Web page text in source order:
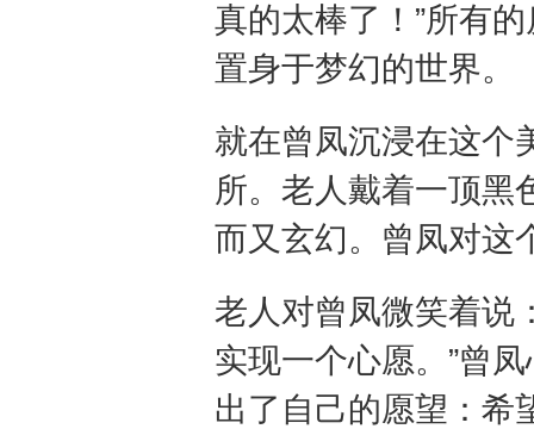
真的太棒了！”所有
置身于梦幻的世界。
就在曾凤沉浸在这个
所。老人戴着一顶黑
而又玄幻。曾凤对这
老人对曾凤微笑着说
实现一个心愿。”曾
出了自己的愿望：希